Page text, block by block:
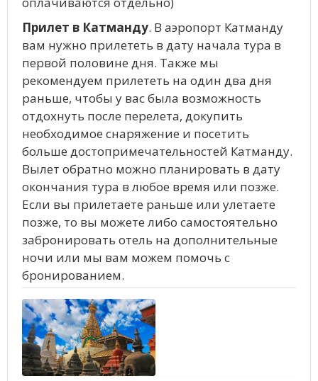
Прилет в Катманду. В аэропорт Катманду
вам нужно прилететь в дату начала тура в
первой половине дня. Также мы
рекомендуем прилететь на один два дня
раньше, чтобы у вас была возможность
отдохнуть после перелета, докупить
необходимое снаряжение и посетить
больше достопримечательностей Катманду.
Вылет обратно можно планировать в дату
окончания тура в любое время или позже.
Если вы прилетаете раньше или улетаете
позже, то вы можете либо самостоятельно
забронировать отель на дополнительные
ночи или мы вам можем помочь с
бронированием.